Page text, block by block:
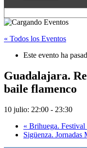
« Todos los Eventos
Este evento ha
Guadalajara.
baile flamenco
10 julio: 22:00 - 23:30
« Brihuega. Festival
Sigüenza. Jornadas